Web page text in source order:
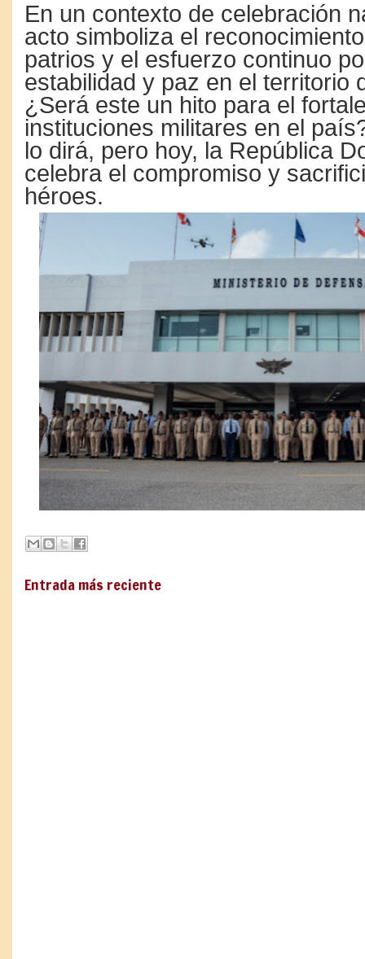
En un contexto de celebración
acto simboliza el
patrios y el esfuerzo continuo
estabilidad y paz en el territorio
¿Será este un hito para el
instituciones militares en el
lo dirá, pero hoy, la República
celebra el compromiso y
héroes.
Entrada más reciente